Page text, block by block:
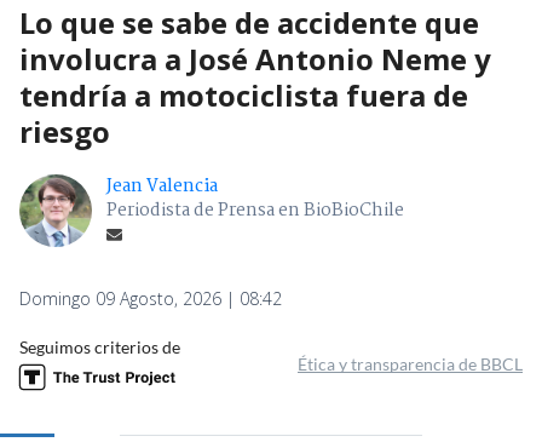
Lo que se sabe de accidente que
involucra a José Antonio Neme y
tendría a motociclista fuera de
riesgo
Jean Valencia
Periodista de Prensa en BioBioChile
Domingo 09 Agosto, 2026 | 08:42
Seguimos criterios de
Ética y transparencia de BBCL